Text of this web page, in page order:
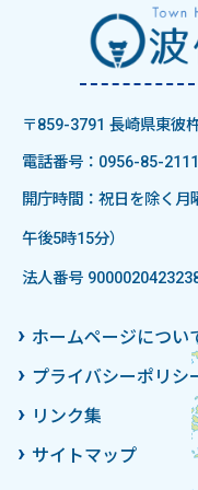
〒859-3791 長崎県東彼
電話番号：0956-85-2111
開庁時間：祝日を除く月
午後5時15分）
法人番号
ホームページについ
プライバシーポリシ
リンク集
サイトマップ